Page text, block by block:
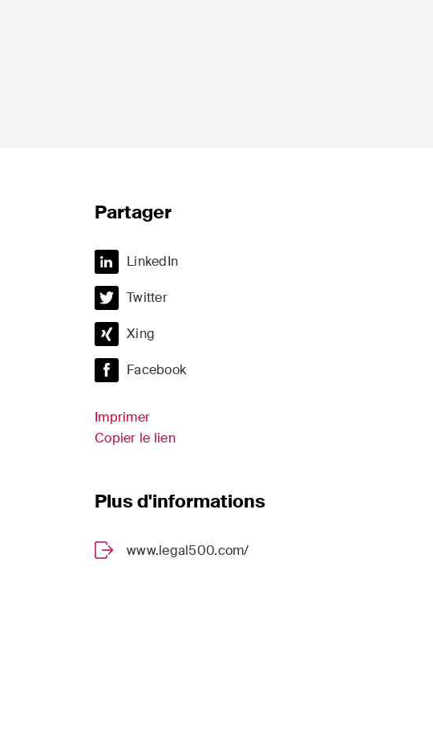
Partager
LinkedIn
Twitter
Xing
Facebook
Imprimer
Copier le lien
Plus d'informations
www.legal500.com/
/ Droit du sport
sociétés & droit
/ Droit des fusions